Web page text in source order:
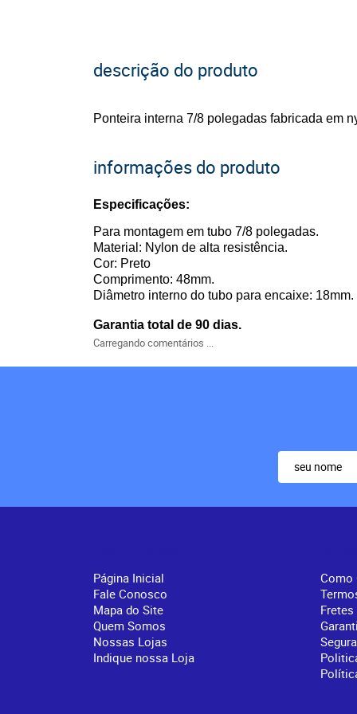
descrição do produto
Ponteira interna 7/8 polegadas fabricada em
informações do produto
Especificações:
Para montagem em tubo 7/8 polegadas.
Material: Nylon de alta resistência.
Cor: Preto
Comprimento: 48mm.
Diâmetro interno do tubo para encaixe: 18mm.
Garantia total de 90 dias.
Carregando comentários ...
Página Inicial
Fale Conosco
Mapa do Site
Quem Somos
Nossas Lojas
Indique nossa Loja
Como